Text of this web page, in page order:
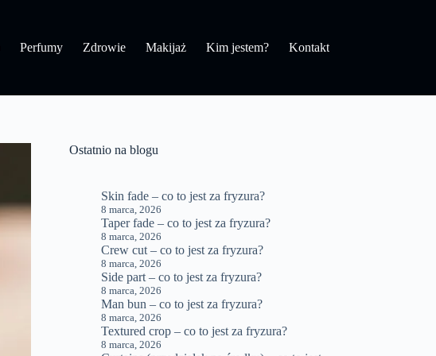
Perfumy Zdrowie Makijaż Kim jestem? Kontakt
Ostatnio na blogu
Skin fade – co to jest za fryzura?
8 marca, 2026
Taper fade – co to jest za fryzura?
8 marca, 2026
Crew cut – co to jest za fryzura?
8 marca, 2026
Side part – co to jest za fryzura?
8 marca, 2026
Man bun – co to jest za fryzura?
8 marca, 2026
Textured crop – co to jest za fryzura?
8 marca, 2026